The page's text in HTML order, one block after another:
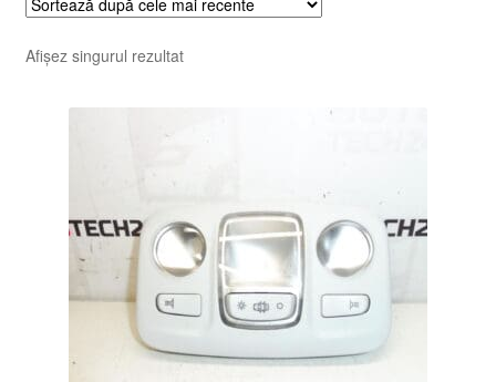
Despre noi
Finalizare comandă
Livrare în toată lumea
Plângere
Afișez singurul rezultat